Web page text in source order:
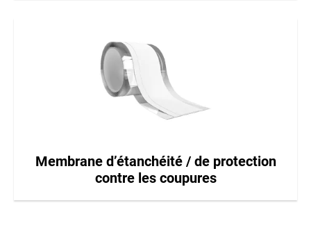
Membrane d’étanchéité / de protection
contre les coupures